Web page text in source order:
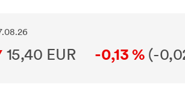
15,40 EUR -0,13 % (-